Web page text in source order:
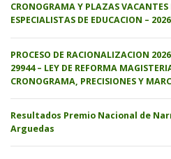
CRONOGRAMA Y PLAZAS
ESPECIALISTAS DE EDUCACION – 2026
PROCESO DE RACIONALIZACION
29944 – LEY DE REFORMA
CRONOGRAMA, PRECISIONES Y
Resultados Premio Nacional de
Arguedas